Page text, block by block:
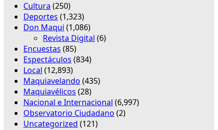
Cultura (250)
Deportes (1,323)
Don Maqui (1,086)
Revista Digital (6)
Encuestas (85)
Espectáculos (834)
Local (12,893)
Maquiavelando (435)
Maquiavélicos (28)
Nacional e Internacional (6,997)
Observatorio Ciudadano (2)
Uncategorized (121)